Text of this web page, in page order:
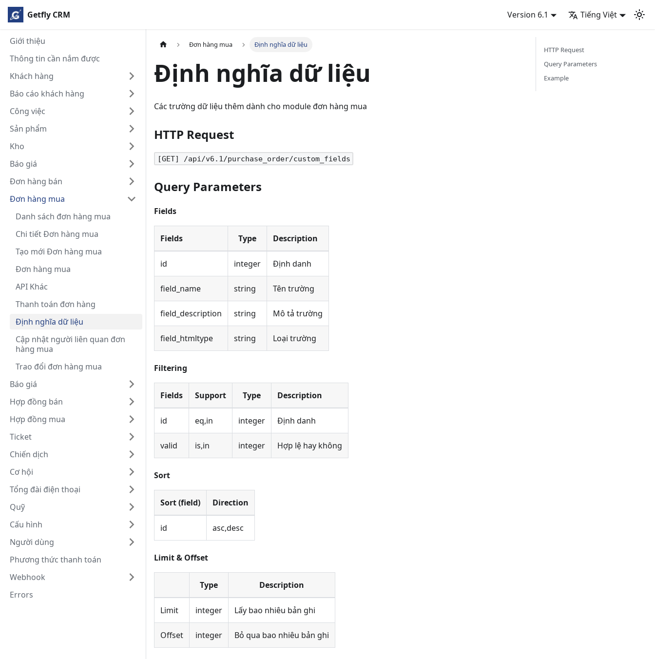
Getfly CRM Version 6.1 Tiếng Việt
Giới thiệu
Thông tin cần nắm được
Khách hàng
Báo cáo khách hàng
Công việc
Sản phẩm
Kho
Báo giá
Đơn hàng bán
Đơn hàng mua
Danh sách đơn hàng mua
Chi tiết Đơn hàng mua
Tạo mới Đơn hàng mua
Đơn hàng mua
API Khác
Thanh toán đơn hàng
Định nghĩa dữ liệu
Cập nhật người liên quan đơn
hàng mua
Trao đổi đơn hàng mua
Báo giá
Hợp đồng bán
Hợp đồng mua
Ticket
Chiến dịch
Cơ hội
Tổng đài điện thoại
Quỹ
Cấu hình
Người dùng
Phương thức thanh toán
Webhook
Errors
Đơn hàng mua Định nghĩa dữ liệu
Định nghĩa dữ liệu
Các trường dữ liệu thêm dành cho module đơn hàng mua
HTTP Request
[GET] /api/v6.1/purchase_order/custom_fields
Query Parameters
Fields
Fields Type Description
id integer Định danh
field_name string Tên trường
field_description string Mô tả trường
field_htmltype string Loại trường
Filtering
Fields Support Type Description
id eq,in integer Định danh
valid is,in integer Hợp lệ hay không
Sort
Sort (field) Direction
id asc,desc
Limit & Offset
Type Description
Limit integer Lấy bao nhiêu bản ghi
Offset integer Bỏ qua bao nhiêu bản ghi
HTTP Request
Query Parameters
Example